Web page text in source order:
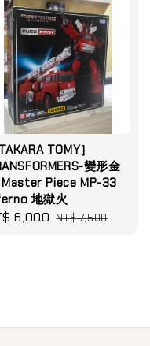
TAKARA TOMY］
變形金
Piece MP-33
地獄火
6,000 Regular
NT$ 7,500